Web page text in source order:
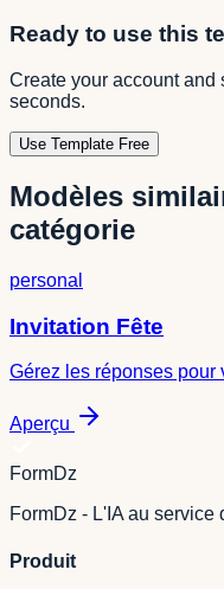
Ready to use this
Create your account and
seconds.
Use Template Free
Modèles
catégorie
personal
Invitation Fête
Gérez les réponses pour
Aperçu
FormDz
FormDz - L'IA au service
Produit